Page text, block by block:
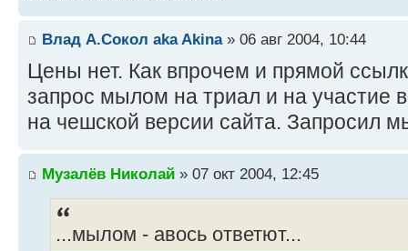
Влад А.Сокол aka Akina» 06 авг 2004, 10:44
Цены нет. Как впрочем и прямой
запрос мылом на триал и на участие
на чешской версии сайта. Запросил
Музалёв Николай » 07 окт 2004, 12:45
...мылом - авось ответют...